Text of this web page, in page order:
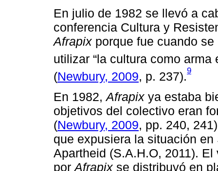
En julio de 1982 se llevó a
conferencia Cultura y
Afrapix porque fue cuando
utilizar “la cultura como
(Newbury, 2009, p. 237).9
En 1982,Afrapix ya estaba
objetivos del colectivo eran
(Newbury, 2009, pp. 240,
que expusiera la situación
Apartheid (S.A.H.O, 2011).
porAfrapix se distribuyó en